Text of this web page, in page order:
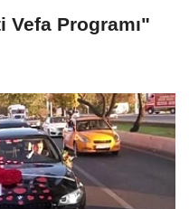
Vefa Programı"